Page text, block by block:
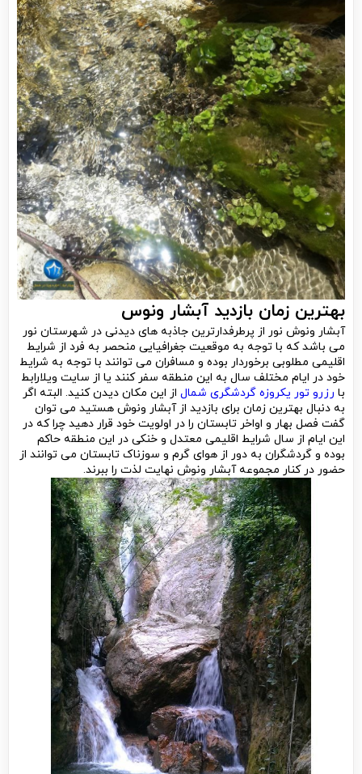
بهترین زمان بازدید آبشار ونوس
آبشار ونوش نور از پرطرفدارترین جاذبه های دیدنی در شهرستان نور
می باشد که با توجه به موقعیت جغرافیایی منحصر به فرد از شرایط
اقلیمی مطلوبی برخوردار بوده و مسافران می توانند با توجه به شرایط
خود در ایام مختلف سال به این منطقه سفر کنند یا از سایت ویلارابط
با رزرو تور یکروزه گردشگری شمال از این مکان دیدن کنید. البته اگر
به دنبال بهترین زمان برای بازدید از آبشار ونوش هستید می توان
گفت فصل بهار و اواخر تابستان را در اولویت خود قرار دهید چرا که در
این ایام از سال شرایط اقلیمی معتدل و خنکی در این منطقه حاکم
بوده و گردشگران به دور از هوای گرم و سوزناک تابستان می توانند از
حضور در کنار مجموعه آبشار ونوش نهایت لذت را ببرند.